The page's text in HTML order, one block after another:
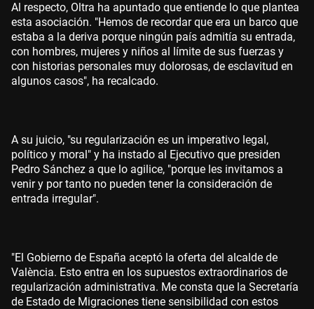
Al respecto, Oltra ha apuntado que entiende lo que plantea
esta asociación. "Hemos de recordar que era un barco que
estaba a la deriva porque ningún país admitía su entrada,
con hombres, mujeres y niños al límite de sus fuerzas y
con historias personales muy dolorosas, de esclavitud en
algunos casos", ha recalcado.
A su juicio, "su regularización es un imperativo legal,
político y moral" y ha instado al Ejecutivo que presiden
Pedro Sánchez a que lo agilice, "porque les invitamos a
venir y por tanto no pueden tener la consideración de
entrada irregular".
"El Gobierno de España aceptó la oferta del alcalde de
València. Esto entra en los supuestos extraordinarios de
regularización administrativa. Me consta que la Secretaría
de Estado de Migraciones tiene sensibilidad con estos